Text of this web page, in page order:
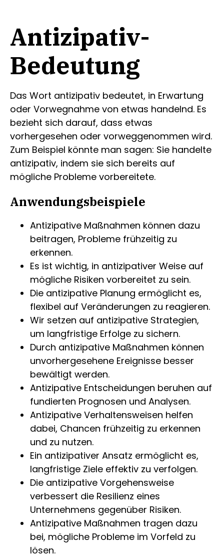
Antizipativ-
Bedeutung
Das Wort antizipativ bedeutet, in Erwartung
oder Vorwegnahme von etwas handelnd. Es
bezieht sich darauf, dass etwas
vorhergesehen oder vorweggenommen wird.
Zum Beispiel könnte man sagen: Sie handelte
antizipativ, indem sie sich bereits auf
mögliche Probleme vorbereitete.
Anwendungsbeispiele
Antizipative Maßnahmen können dazu
beitragen, Probleme frühzeitig zu
erkennen.
Es ist wichtig, in antizipativer Weise auf
mögliche Risiken vorbereitet zu sein.
Die antizipative Planung ermöglicht es,
flexibel auf Veränderungen zu reagieren.
Wir setzen auf antizipative Strategien,
um langfristige Erfolge zu sichern.
Durch antizipative Maßnahmen können
unvorhergesehene Ereignisse besser
bewältigt werden.
Antizipative Entscheidungen beruhen auf
fundierten Prognosen und Analysen.
Antizipative Verhaltensweisen helfen
dabei, Chancen frühzeitig zu erkennen
und zu nutzen.
Ein antizipativer Ansatz ermöglicht es,
langfristige Ziele effektiv zu verfolgen.
Die antizipative Vorgehensweise
verbessert die Resilienz eines
Unternehmens gegenüber Risiken.
Antizipative Maßnahmen tragen dazu
bei, mögliche Probleme im Vorfeld zu
lösen.